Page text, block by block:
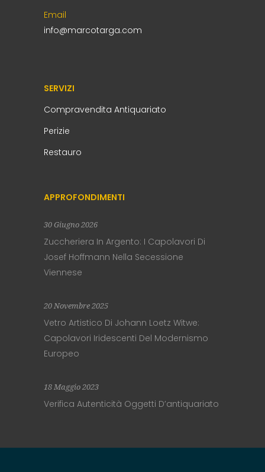
Email
info@marcotarga.com
SERVIZI
Compravendita Antiquariato
Perizie
Restauro
APPROFONDIMENTI
30 Giugno 2026
Zuccheriera In Argento: I Capolavori Di
Josef Hoffmann Nella Secessione
Viennese
20 Novembre 2025
Vetro Artistico Di Johann Loetz Witwe:
Capolavori Iridescenti Del Modernismo
Europeo
18 Maggio 2023
Verifica Autenticità Oggetti D’antiquariato